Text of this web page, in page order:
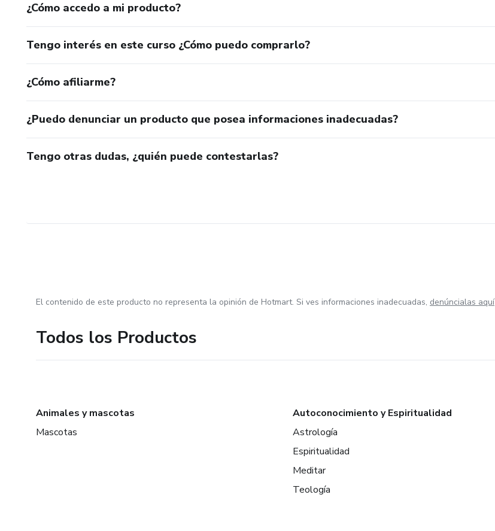
¿Cómo accedo a mi producto?
Tengo interés en este curso ¿Cómo puedo comprarlo?
¿Cómo afiliarme?
¿Puedo denunciar un producto que posea informaciones inadecuadas?
Tengo otras dudas, ¿quién puede contestarlas?
El contenido de este producto no representa la opinión de Hotmart. Si ves informaciones inadecuadas, denúncialas aquí
Todos los Productos
Animales y mascotas
Mascotas
Autoconocimiento y Espiritualidad
Astrología
Espiritualidad
Meditar
Teología